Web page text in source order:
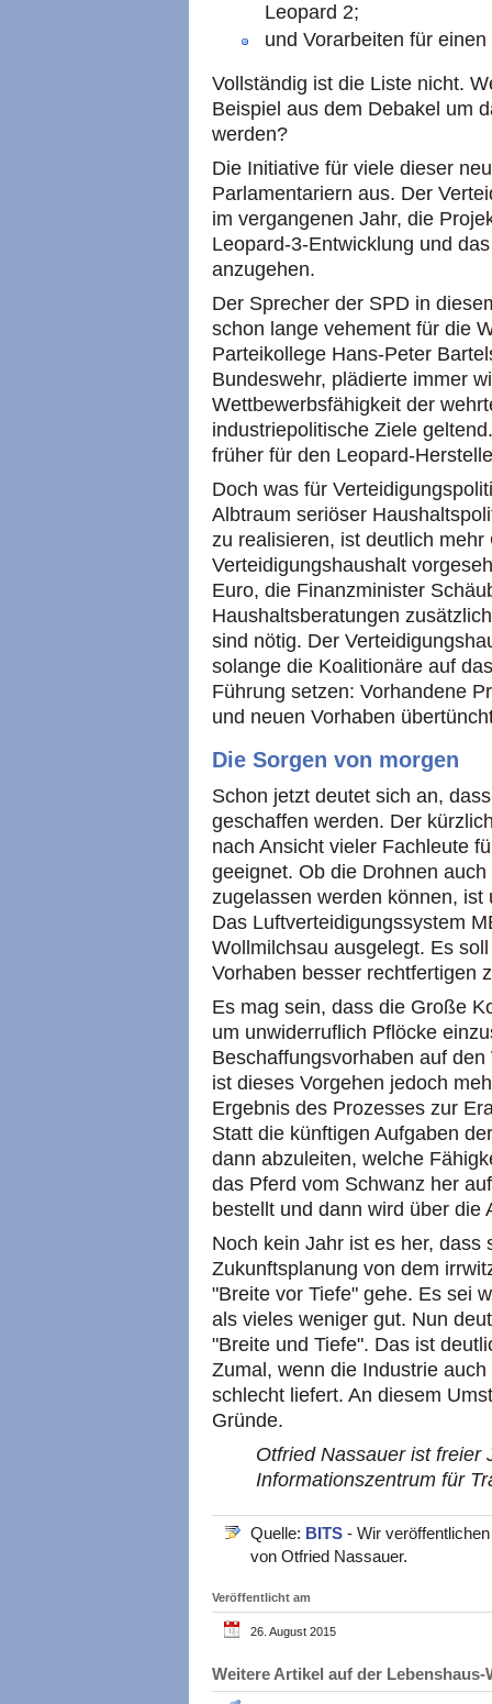
Leopard 2;
und Vorarbeiten für
Vollständig ist die Liste nicht.
Beispiel aus dem Debakel um
werden?
Die Initiative für viele dieser
Parlamentariern aus. Der
im vergangenen Jahr, die
Leopard-3-Entwicklung und
anzugehen.
Der Sprecher der SPD in
schon lange vehement für die
Parteikollege Hans-Peter
Bundeswehr, plädierte immer
Wettbewerbsfähigkeit der
industriepolitische Ziele
früher für den Leopard-
Doch was für
Albtraum seriöser
zu realisieren, ist deutlich
Verteidigungshaushalt
Euro, die Finanzminister
Haushaltsberatungen
sind nötig. Der
solange die Koalitionäre auf
Führung setzen: Vorhandene
und neuen Vorhaben
Die Sorgen von morgen
Schon jetzt deutet sich an,
geschaffen werden. Der
nach Ansicht vieler Fachleute
geeignet. Ob die Drohnen
zugelassen werden können,
Das Luftverteidigungssystem
Wollmilchsau ausgelegt. Es
Vorhaben besser rechtfertigen
Es mag sein, dass die Große
um unwiderruflich Pflöcke
Beschaffungsvorhaben auf
ist dieses Vorgehen jedoch
Ergebnis des Prozesses zur
Statt die künftigen Aufgaben
dann abzuleiten, welche
das Pferd vom Schwanz her
bestellt und dann wird über die
Noch kein Jahr ist es her, dass
Zukunftsplanung von dem
"Breite vor Tiefe" gehe. Es sei
als vieles weniger gut. Nun
"Breite und Tiefe". Das ist
Zumal, wenn die Industrie
schlecht liefert. An diesem
Gründe.
Otfried Nassauer ist freier
Informationszentrum für
Quelle: BITS - Wir
von Otfried Nassauer.
Veröffentlicht am
26. August 2015
Weitere Artikel auf der